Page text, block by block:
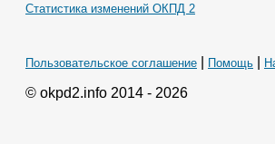
Статистика изменений ОКПД 2
Пользовательское соглашение Помощь
© okpd2.info 2014 - 2026